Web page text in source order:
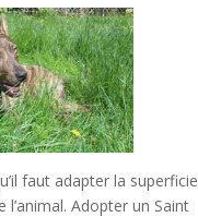
faut adapter la superficie
Adopter un Saint